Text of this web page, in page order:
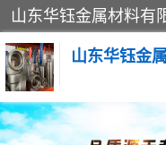
山东华钰金